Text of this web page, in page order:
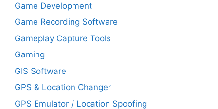
Game Development
Game Recording Software
Gameplay Capture Tools
Gaming
GIS Software
GPS & Location Changer
GPS Emulator / Location Spoofing